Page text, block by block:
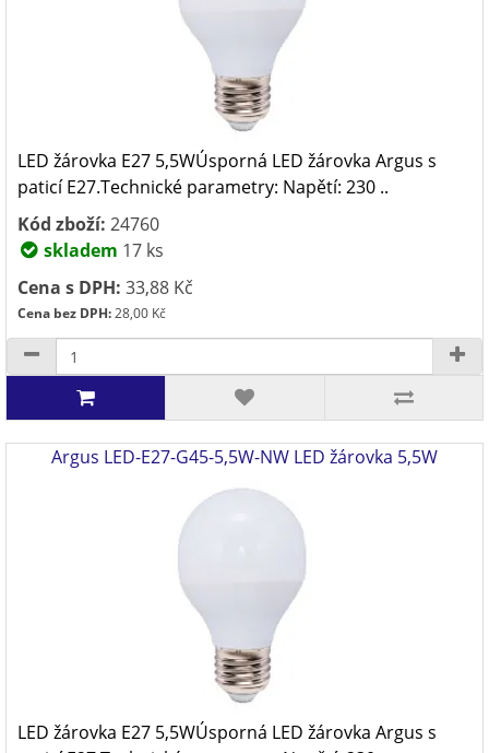
LED žárovka E27 5,5WÚsporná LED žárovka Argus s
paticí E27.Technické parametry: Napětí: 230 ..
Kód zboží: 24760
skladem 17 ks
Cena s DPH: 33,88 Kč
Cena bez DPH:28,00 Kč
Argus LED-E27-G45-5,5W-NW LED žárovka 5,5W
LED žárovka E27 5,5WÚsporná LED žárovka Argus s